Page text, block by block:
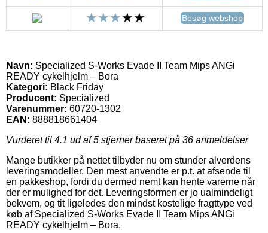
Besøg webshop
Navn: Specialized S-Works Evade II Team Mips ANGi
READY cykelhjelm – Bora
Kategori: Black Friday
Producent: Specialized
Varenummer: 60720-1302
EAN: 888818661404
Vurderet til 4.1 ud af 5 stjerner baseret på 36 anmeldelser
Mange butikker på nettet tilbyder nu om stunder alverdens
leveringsmodeller. Den mest anvendte er p.t. at afsende til
en pakkeshop, fordi du dermed nemt kan hente varerne når
der er mulighed for det. Leveringsformen er jo ualmindeligt
bekvem, og tit ligeledes den mindst kostelige fragttype ved
køb af Specialized S-Works Evade II Team Mips ANGi
READY cykelhjelm – Bora.